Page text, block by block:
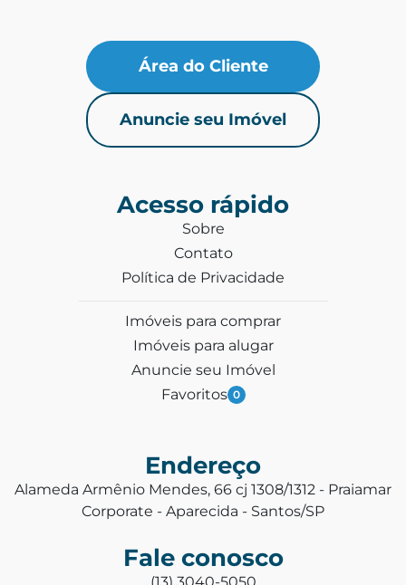
Área do Cliente
Anuncie seu Imóvel
Acesso rápido
Sobre
Contato
Política de Privacidade
Imóveis para comprar
Imóveis para alugar
Anuncie seu Imóvel
Favoritos 0
Endereço
Alameda Armênio Mendes, 66 cj 1308/1312 - Praiamar
Corporate - Aparecida - Santos/SP
Fale conosco
(13) 3040-5050